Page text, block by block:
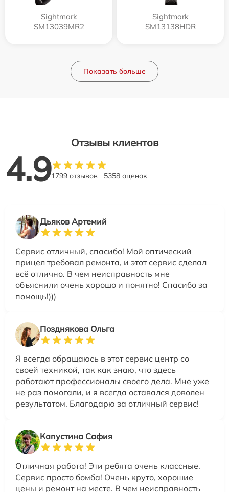
Sightmark
SM13039MR2
Sightmark
SM13138HDR
Показать больше
Отзывы клиентов
4.91799 отзывов 5358 оценок
Дьяков Артемий
Сервис отличный, спасибо! Мой оптический
прицел требовал ремонта, и этот сервис сделал
всё отлично. В чем неисправность мне
объяснили очень хорошо и понятно! Спасибо за
помощь!)))
Позднякова Ольга
Я всегда обращаюсь в этот сервис центр со
своей техникой, так как знаю, что здесь
работают профессионалы своего дела. Мне уже
не раз помогали, и я всегда оставался доволен
результатом. Благодарю за отличный сервис!
Капустина Сафия
Отличная работа! Эти ребята очень классные.
Сервис просто бомба! Очень круто, хорошие
цены и ремонт на месте. В чем неисправность